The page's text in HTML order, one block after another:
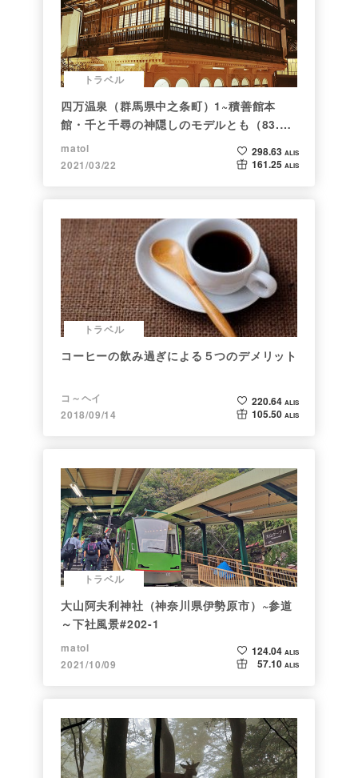
トラベル
四万温泉（群馬県中之条町）1~積善館本
館・千と千尋の神隠しのモデルとも（83.と
らべるショット）
matol
2021/03/22
298.63 ALIS
161.25 ALIS
トラベル
コーヒーの飲み過ぎによる５つのデメリット
コ～ヘイ
2018/09/14
220.64 ALIS
105.50 ALIS
トラベル
大山阿夫利神社（神奈川県伊勢原市）~参道
～下社風景#202-1
matol
2021/10/09
124.04 ALIS
57.10 ALIS